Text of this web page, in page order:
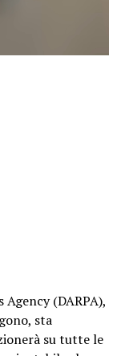
Agency (DARPA),
sta
su tutte le